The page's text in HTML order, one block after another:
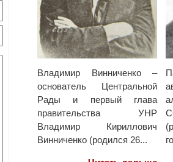
Владимир Винниченко –
основатель Центральной
Рады и первый глава
правительства УНР
Владимир Кириллович
Винниченко (родился 26...